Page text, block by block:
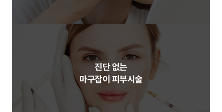
진단 없는
마구잡이 피부시술